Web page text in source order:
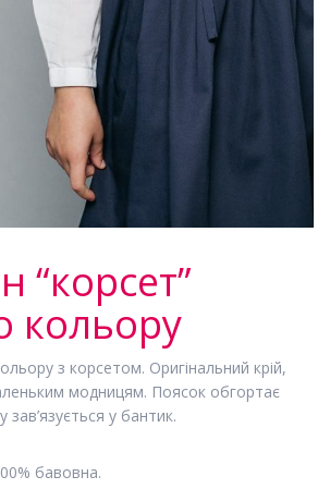
“корсет”
кольору
з корсетом. Оригінальний крій,
модницям. Поясок обгортає
зав’язується у бантик.
бавовна.